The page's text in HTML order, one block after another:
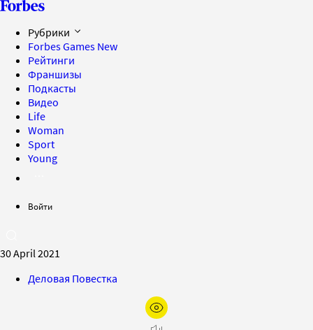
Рубрики
Forbes Games New
Рейтинги
Франшизы
Подкасты
Видео
Life
Woman
Sport
Young
Войти
30 April 2021
Деловая Повестка